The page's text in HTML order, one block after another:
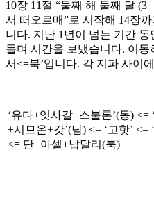
10장 11절 “둘째 해 둘째 달
서 떠오르매”로 시작해 14장
니다. 지난 1년이 넘는 기간
들며 시간을 보냈습니다. 이동
서<=북’입니다. 각 지파 사이
‘유다+잇사갈+스불론’(동) <=
+시므온+갓’(남) <= ‘고핫’
<= 단+아셀+납달리(북)